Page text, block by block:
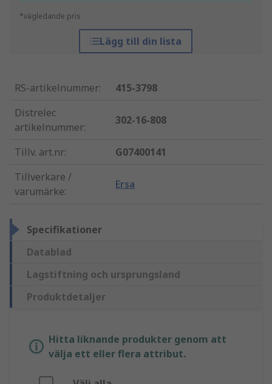
*vägledande pris
Lägg till din lista
RS-artikelnummer:
415-3798
Distrelec
artikelnummer:
302-16-808
Tillv. art.nr:
G07400141
Tillverkare /
varumärke:
Ersa
Specifikationer
Datablad
Lagstiftning och ursprungsland
Produktdetaljer
Hitta liknande produkter genom att
välja ett eller flera attribut.